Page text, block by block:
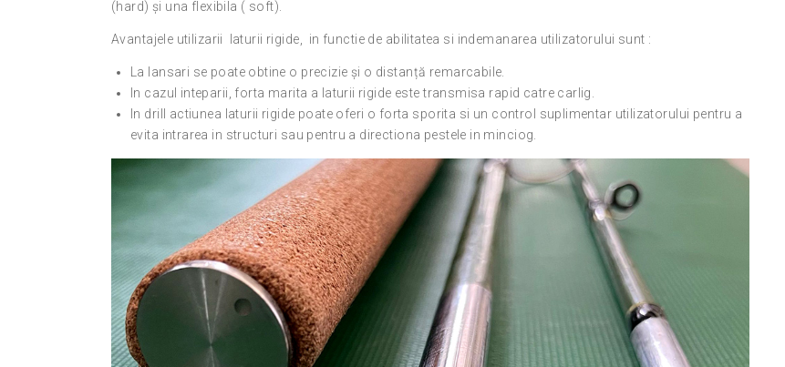
(hard) și una flexibila ( soft).
Avantajele utilizarii laturii rigide, in functie de abilitatea si indemanarea utilizatorului sunt :
La lansari se poate obtine o precizie și o distanță remarcabile.
In cazul inteparii, forta marita a laturii rigide este transmisa rapid catre carlig.
In drill actiunea laturii rigide poate oferi o forta sporita si un control suplimentar utilizatorului pentru a
evita intrarea in structuri sau pentru a directiona pestele in minciog.